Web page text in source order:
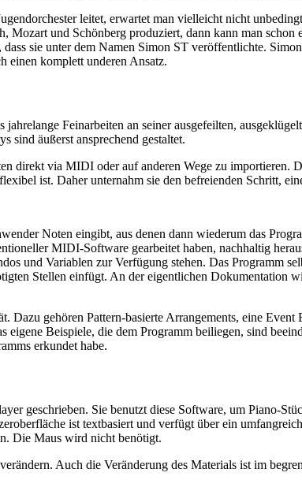
leitet, erwartet man vielleicht nicht
und Schönberg produziert, dann kann man schon
sie unter dem Namen Simon ST veröffentlichte.
einen komplett underen Ansatz.
Feinarbeiten an seiner ausgefeilten,
sind äußerst ansprechend gestaltet.
direkt via MIDI oder auf anderen Wege zu importieren.
ist. Daher unternahm sie den befreienden Schritt,
Noten eingibt, aus denen dann wiederum das
MIDI-Software gearbeitet haben, nachhaltig
und Variablen zur Verfügung stehen. Das Programm
Stellen einfügt. An der eigentlichen Dokumentation
Dazu gehören Pattern-basierte Arrangements, eine
Beispiele, die dem Programm beiliegen, sind
erkundet habe.
geschrieben. Sie benutzt diese Software, um Piano-
ist textbasiert und verfügt über ein
Die Maus wird nicht benötigt.
Auch die Veränderung des Materials ist im